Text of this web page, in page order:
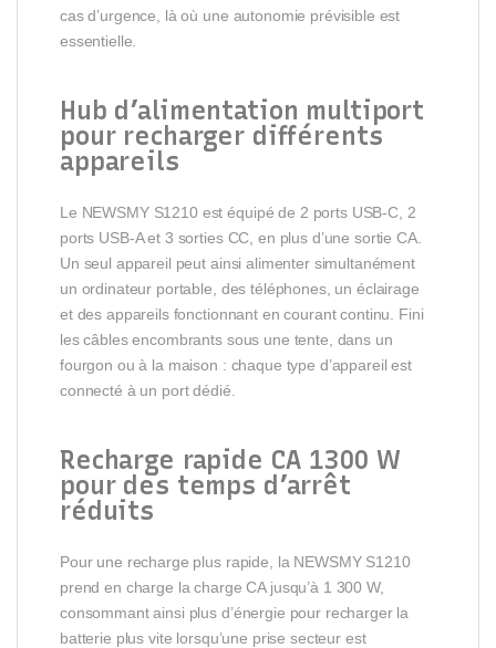
cas d’urgence, là où une autonomie prévisible est
essentielle.
Hub d’alimentation multiport
pour recharger différents
appareils
Le NEWSMY S1210 est équipé de 2 ports USB-C, 2
ports USB-A et 3 sorties CC, en plus d’une sortie CA.
Un seul appareil peut ainsi alimenter simultanément
un ordinateur portable, des téléphones, un éclairage
et des appareils fonctionnant en courant continu. Fini
les câbles encombrants sous une tente, dans un
fourgon ou à la maison : chaque type d’appareil est
connecté à un port dédié.
Recharge rapide CA 1300 W
pour des temps d’arrêt
réduits
Pour une recharge plus rapide, la NEWSMY S1210
prend en charge la charge CA jusqu’à 1 300 W,
consommant ainsi plus d’énergie pour recharger la
batterie plus vite lorsqu’une prise secteur est